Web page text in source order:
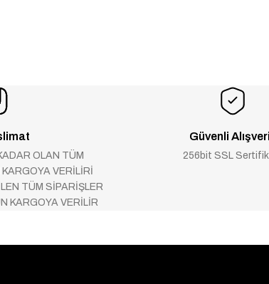
OLAN TÜM
VERİLİRİ
TÜM SİPARİŞLER
KARGOYA VERİLİR
Güvenli
256bit SSL